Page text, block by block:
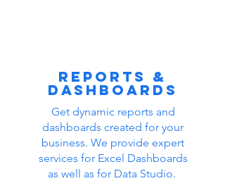
Reports &
dashboards
Get dynamic reports and
dashboards created for your
business. We provide expert
services for Excel Dashboards
as well as for Data Studio.